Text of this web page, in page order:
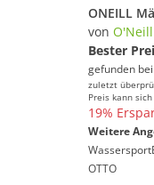
von
Bester
gefunden bei
zuletzt
Preis kann
19%
Weitere
OTTO